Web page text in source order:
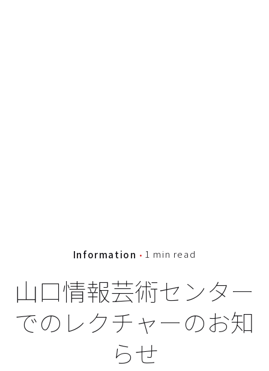
Information 1 min read
山口情報芸術センター
でのレクチャーのお知
らせ